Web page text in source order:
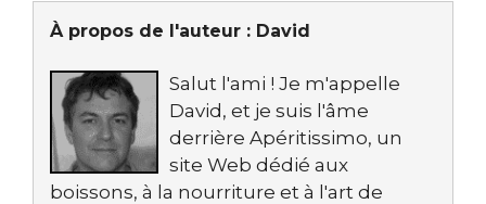
À propos de l'auteur : David
Salut l'ami ! Je m'appelle
David, et je suis l'âme
derrière Apéritissimo, un
site Web dédié aux
boissons, à la nourriture et à l'art de